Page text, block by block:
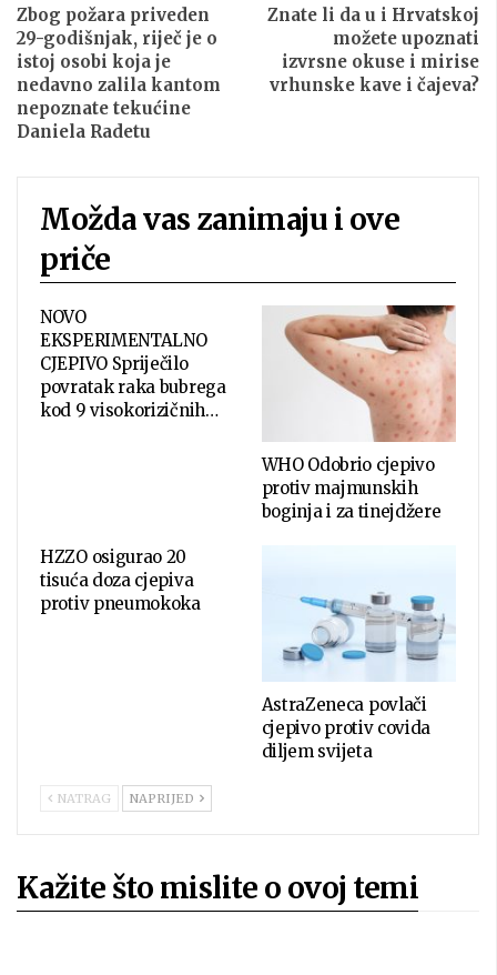
Zbog požara priveden
29-godišnjak, riječ je o
istoj osobi koja je
nedavno zalila kantom
nepoznate tekućine
Daniela Radetu
Znate li da u i Hrvatskoj
možete upoznati
izvrsne okuse i mirise
vrhunske kave i čajeva?
Možda vas zanimaju i ove
priče
NOVO
EKSPERIMENTALNO
CJEPIVO Spriječilo
povratak raka bubrega
kod 9 visokorizičnih…
WHO Odobrio cjepivo
protiv majmunskih
boginja i za tinejdžere
HZZO osigurao 20
tisuća doza cjepiva
protiv pneumokoka
AstraZeneca povlači
cjepivo protiv covida
diljem svijeta
NATRAG NAPRIJED
Kažite što mislite o ovoj temi